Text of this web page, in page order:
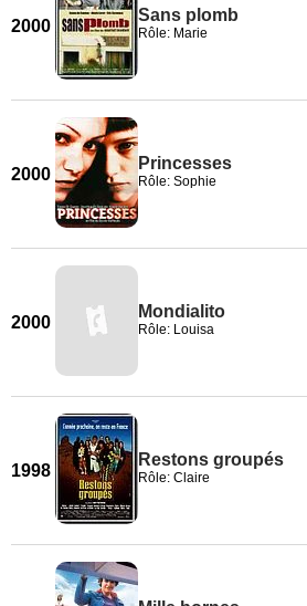
2000
Sans plomb
Rôle: Marie
2000
Princesses
Rôle: Sophie
2000
Mondialito
Rôle: Louisa
1998
Restons groupés
Rôle: Claire